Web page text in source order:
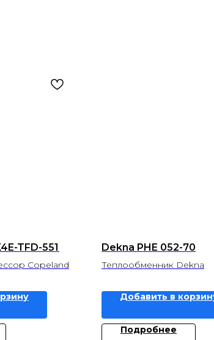
TFD-551
Copeland
Dekna PHE 052-70
Теплообменник Dekna
Добавить в
Подробнее